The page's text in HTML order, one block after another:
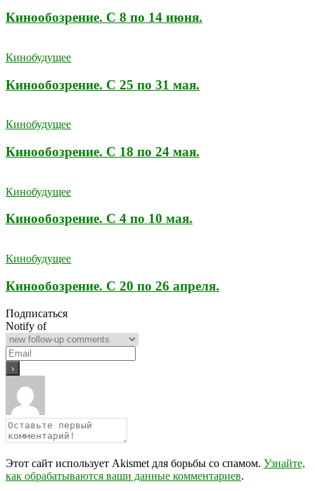
Кинообозрение. С 8 по 14 июня.
Кинобудущее
Кинообозрение. С 25 по 31 мая.
Кинобудущее
Кинообозрение. С 18 по 24 мая.
Кинобудущее
Кинообозрение. С 4 по 10 мая.
Кинобудущее
Кинообозрение. С 20 по 26 апреля.
Подписаться
Notify of
Этот сайт использует Akismet для борьбы со спамом. Узнайте,
как обрабатываются ваши данные комментариев.